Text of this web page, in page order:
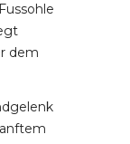
dem